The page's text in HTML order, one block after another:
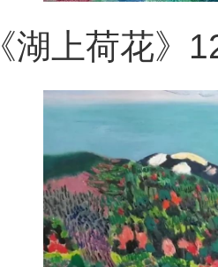
《湖上荷花》